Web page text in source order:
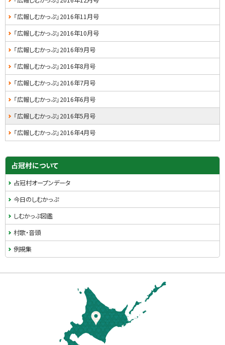
ニ
ュ
ー
「広報しむかっぷ」2016年11月号
「広報しむかっぷ」2016年10月号
「広報しむかっぷ」2016年9月号
「広報しむかっぷ」2016年8月号
「広報しむかっぷ」2016年7月号
「広報しむかっぷ」2016年6月号
「広報しむかっぷ」2016年5月号
「広報しむかっぷ」2016年4月号
占冠村について
占冠村オープンデータ
今日のしむかっぷ
しむかっぷ図鑑
村歌・音頭
例規集